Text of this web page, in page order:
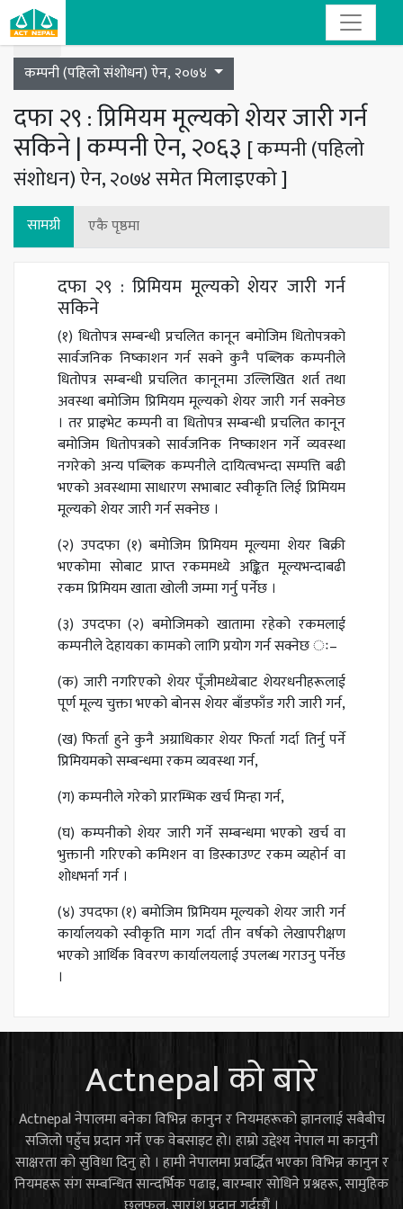
Toggle navigation
कम्पनी (पहिलो संशोधन) ऐन, २०७४
दफा २९ : प्रिमियम मूल्यको शेयर जारी गर्न
सकिने | कम्पनी ऐन, २०६३ [ कम्पनी (पहिलो
संशोधन) ऐन, २०७४ समेत मिलाइएको ]
सामग्री एकै पृष्ठमा
दफा २९ : प्रिमियम मूल्यको शेयर जारी गर्न
सकिने
(१) धितोपत्र सम्बन्धी प्रचलित कानून बमोजिम धितोपत्रको
सार्वजनिक निष्काशन गर्न सक्ने कुनै पब्लिक कम्पनीले
धितोपत्र सम्बन्धी प्रचलित कानूनमा उल्लिखित शर्त तथा
अवस्था बमोजिम प्रिमियम मूल्यको शेयर जारी गर्न सक्नेछ
। तर प्राइभेट कम्पनी वा धितोपत्र सम्बन्धी प्रचलित कानून
बमोजिम धितोपत्रको सार्वजनिक निष्काशन गर्ने व्यवस्था
नगरेको अन्य पब्लिक कम्पनीले दायित्वभन्दा सम्पत्ति बढी
भएको अवस्थामा साधारण सभाबाट स्वीकृति लिई प्रिमियम
मूल्यको शेयर जारी गर्न सक्नेछ ।
(२) उपदफा (१) बमोजिम प्रिमियम मूल्यमा शेयर बिक्री
भएकोमा सोबाट प्राप्त रकममध्ये अङ्कित मूल्यभन्दाबढी
रकम प्रिमियम खाता खोली जम्मा गर्नु पर्नेछ ।
(३) उपदफा (२) बमोजिमको खातामा रहेको रकमलाई
कम्पनीले देहायका कामको लागि प्रयोग गर्न सक्नेछ ः–
(क) जारी नगरिएको शेयर पूँजीमध्येबाट शेयरधनीहरूलाई
पूर्ण मूल्य चुक्ता भएको बोनस शेयर बाँडफाँड गरी जारी गर्न,
(ख) फिर्ता हुने कुनै अग्राधिकार शेयर फिर्ता गर्दा तिर्नु पर्ने
प्रिमियमको सम्बन्धमा रकम व्यवस्था गर्न,
(ग) कम्पनीले गरेको प्रारम्भिक खर्च मिन्हा गर्न,
(घ) कम्पनीको शेयर जारी गर्ने सम्बन्धमा भएको खर्च वा
भुक्तानी गरिएको कमिशन वा डिस्काउण्ट रकम व्यहोर्न वा
शोधभर्ना गर्न ।
(४) उपदफा (१) बमोजिम प्रिमियम मूल्यको शेयर जारी गर्न
कार्यालयको स्वीकृति माग गर्दा तीन वर्षको लेखापरीक्षण
भएको आर्थिक विवरण कार्यालयलाई उपलब्ध गराउनु पर्नेछ
।
Actnepal को बारे
Actnepal नेपालमा बनेका विभिन्न कानुन र नियमहरूको ज्ञानलाई सबैबीच
सजिलो पहुँच प्रदान गर्ने एक वेबसाइट हो। हाम्रो उद्देश्य नेपाल मा कानुनी
साक्षरता को सुविधा दिनु हो । हामी नेपालमा प्रवर्द्धित भएका विभिन्न कानुन र
नियमहरू संग सम्बन्धित सान्दर्भिक पढाइ, बारम्बार सोधिने प्रश्नहरू, सामुहिक